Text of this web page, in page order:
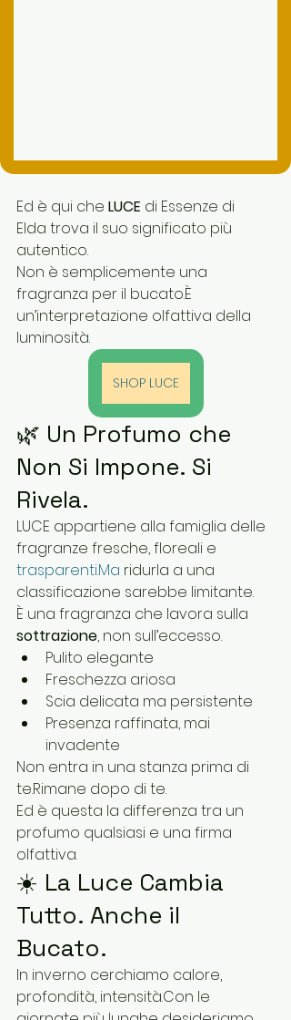
Ed è qui che LUCE di Essenze di
Elda trova il suo significato più
autentico.
Non è semplicemente una
fragranza per il bucato.È
un’interpretazione olfattiva della
luminosità.
SHOP LUCE
🌿 Un Profumo che
Non Si Impone. Si
Rivela.
LUCE appartiene alla famiglia delle
fragranze fresche, floreali e
trasparenti.Ma ridurla a una
classificazione sarebbe limitante.
È una fragranza che lavora sulla
sottrazione, non sull’eccesso.
Pulito elegante
Freschezza ariosa
Scia delicata ma persistente
Presenza raffinata, mai
invadente
Non entra in una stanza prima di
te.Rimane dopo di te.
Ed è questa la differenza tra un
profumo qualsiasi e una firma
olfattiva.
☀️ La Luce Cambia
Tutto. Anche il
Bucato.
In inverno cerchiamo calore,
profondità, intensità.Con le